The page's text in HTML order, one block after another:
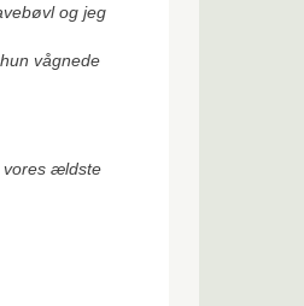
og jeg
vågnede
vores ældste